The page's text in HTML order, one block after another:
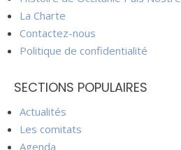
La Charte
Contactez-nous
Politique de confidentialité
SECTIONS POPULAIRES
Actualités
Les comitats
Agenda